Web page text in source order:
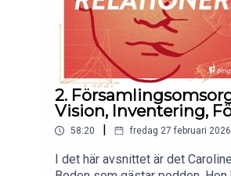
2.
Vision, Inventering,
58:20 fredag 27 februari 2026
I det här avsnittet är det